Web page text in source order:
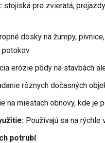
stojiská pre zvieratá,
dosky na žumpy,
erózie pôdy na stavbách
rôznych dočasných
na miestach obnovy, kde je
Používajú sa na
potrubí